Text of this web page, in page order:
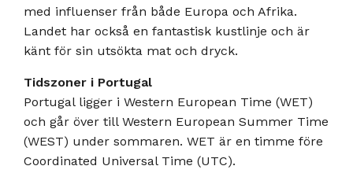
med influenser från både Europa och Afrika.
Landet har också en fantastisk kustlinje och är
känt för sin utsökta mat och dryck.
Tidszoner i Portugal
Portugal ligger i Western European Time (WET)
och går över till Western European Summer Time
(WEST) under sommaren. WET är en timme före
Coordinated Universal Time (UTC).